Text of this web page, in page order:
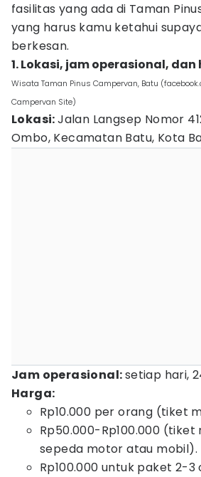
fasilitas yang ada di Taman
yang harus kamu ketahui
berkesan.
1. Lokasi, jam operasional,
Wisata Taman Pinus Campervan, Batu
Campervan Site)
Lokasi:Jalan Langsep Nomor
Ombo, Kecamatan Batu, Kota
Jam operasional:setiap hari,
Harga:
Rp10.000 per orang (tiket
Rp50.000-Rp100.000 (tiket
sepeda motor atau mobil).
Rp100.000 untuk paket 2-3